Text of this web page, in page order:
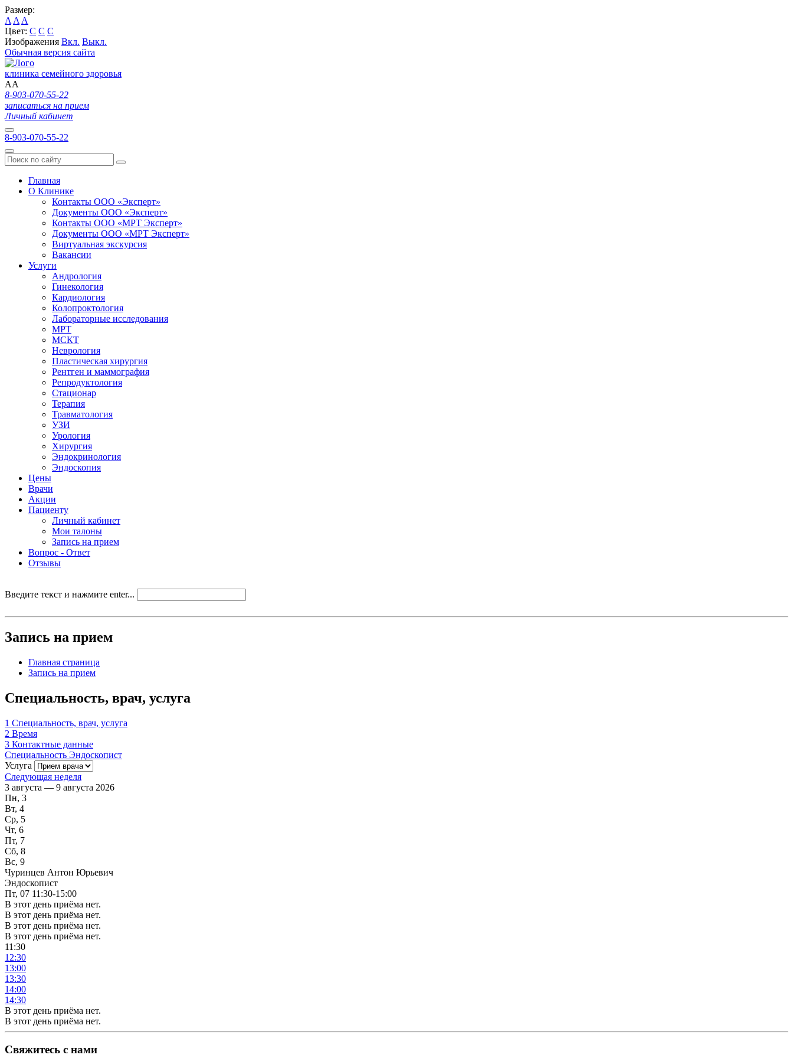
Размер:
A A A
Цвет: C C C
Изображения Вкл. Выкл.
Обычная версия сайта
клиника семейного здоровья
AA
8-903-070-55-22
записаться на прием
Личный кабинет
8-903-070-55-22
Главная
О Клинике
Контакты ООО «Эксперт»
Документы ООО «Эксперт»
Контакты ООО «МРТ Эксперт»
Документы ООО «МРТ Эксперт»
Виртуальная экскурсия
Вакансии
Услуги
Андрология
Гинекология
Кардиология
Колопроктология
Лабораторные исследования
МРТ
МСКТ
Неврология
Пластическая хирургия
Рентген и маммография
Репродуктология
Стационар
Терапия
Травматология
УЗИ
Урология
Хирургия
Эндокринология
Эндоскопия
Цены
Врачи
Акции
Пациенту
Личный кабинет
Мои талоны
Запись на прием
Вопрос - Ответ
Отзывы
Введите текст и нажмите enter...
Запись на прием
Главная страница
Запись на прием
Специальность, врач, услуга
1 Специальность, врач, услуга
2 Время
3 Контактные данные
Специальность Эндоскопист
Услуга
Следующая неделя
3 августа — 9 августа 2026
Пн, 3
Вт, 4
Ср, 5
Чт, 6
Пт, 7
Сб, 8
Вс, 9
Чуринцев Антон Юрьевич
Эндоскопист
Пт, 07 11:30-15:00
В этот день приёма нет.
В этот день приёма нет.
В этот день приёма нет.
В этот день приёма нет.
11:30
12:30
13:00
13:30
14:00
14:30
В этот день приёма нет.
В этот день приёма нет.
Свяжитесь с нами